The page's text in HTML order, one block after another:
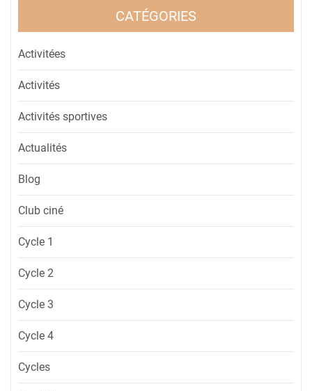
CATÉGORIES
Activitées
Activités
Activités sportives
Actualités
Blog
Club ciné
Cycle 1
Cycle 2
Cycle 3
Cycle 4
Cycles